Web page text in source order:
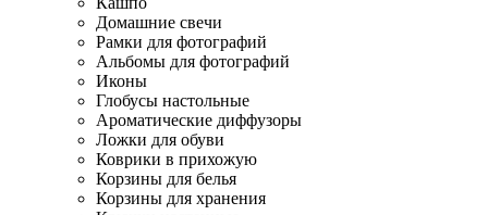
Домашние свечи
Рамки для фотографий
Альбомы для фотографий
Иконы
Глобусы настольные
Ароматические диффузоры
Ложки для обуви
Коврики в прихожую
Корзины для белья
Корзины для хранения